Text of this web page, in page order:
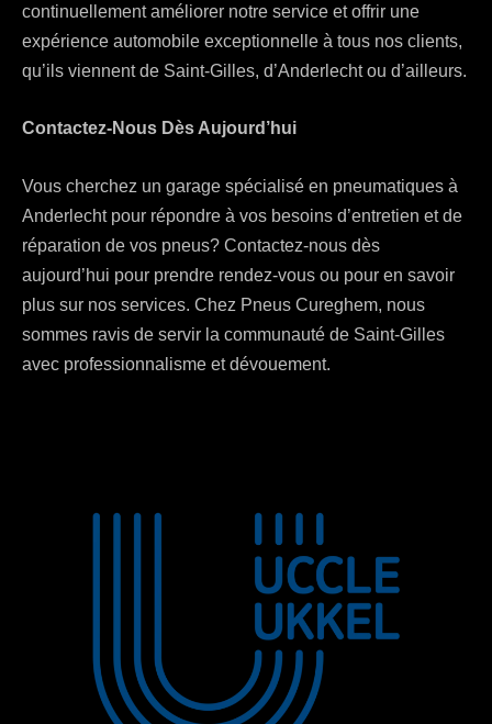
continuellement améliorer notre service et offrir une
expérience automobile exceptionnelle à tous nos clients,
qu’ils viennent de Saint-Gilles, d’Anderlecht ou d’ailleurs.
Contactez-Nous Dès Aujourd’hui
Vous cherchez un garage spécialisé en pneumatiques à
Anderlecht pour répondre à vos besoins d’entretien et de
réparation de vos pneus? Contactez-nous dès
aujourd’hui pour prendre rendez-vous ou pour en savoir
plus sur nos services. Chez Pneus Cureghem, nous
sommes ravis de servir la communauté de Saint-Gilles
avec professionnalisme et dévouement.